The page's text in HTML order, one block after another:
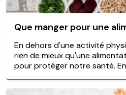
Que manger pour une
En dehors d'une activité
rien de mieux qu'une
pour protéger notre santé. En